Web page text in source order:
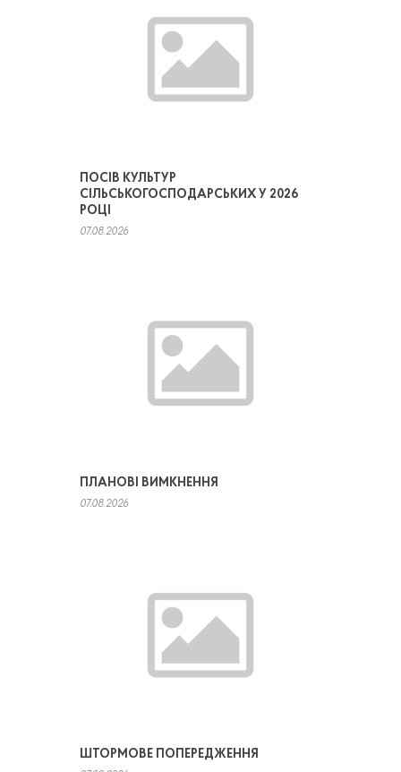
ПОСІВ КУЛЬТУР
СІЛЬСЬКОГОСПОДАРСЬКИХ У 2026
РОЦІ
07.08.2026
ПЛАНОВІ ВИМКНЕННЯ
07.08.2026
ШТОРМОВЕ ПОПЕРЕДЖЕННЯ